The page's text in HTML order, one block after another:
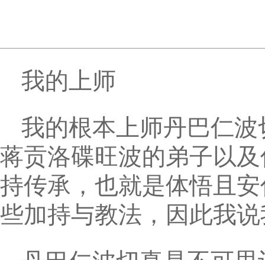
我的上师
我的根本上师丹巴仁
蒋贡洛碟旺波的弟子以
持传承，也就是体悟且
些加持与教法，因此我